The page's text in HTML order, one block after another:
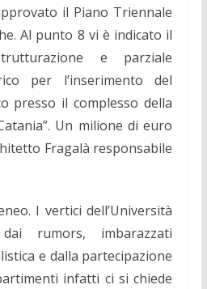
il Piano Triennale
Al punto 8 vi è indicato il
e parziale
per l’inserimento del
presso il complesso della
Un milione di euro
Fragalà responsabile
I vertici dell’Università
rumors, imbarazzati
e dalla partecipazione
infatti ci si chiede